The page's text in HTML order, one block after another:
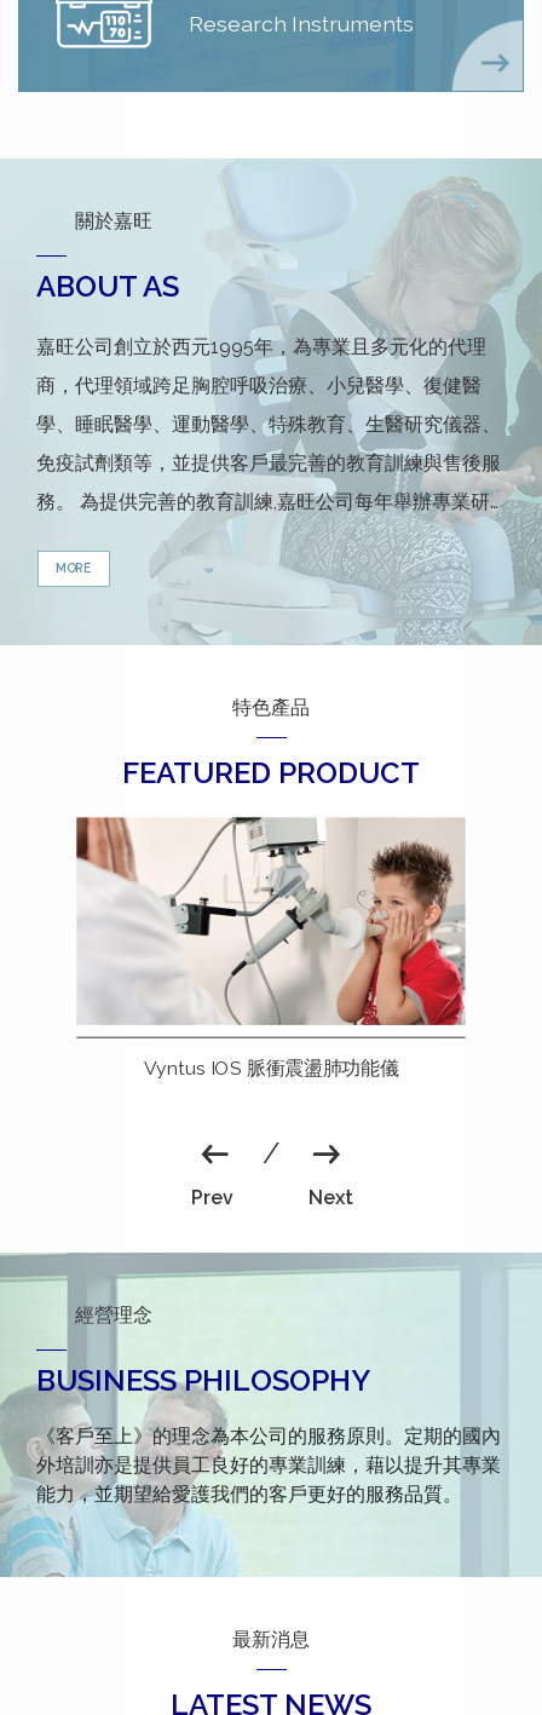
Research Instruments
關於嘉旺
ABOUT AS
嘉旺公司創立於西元1995年，為專業且多元化的代理
商，代理領域跨足胸腔呼吸治療、小兒醫學、復健醫
學、睡眠醫學、運動醫學、特殊教育、生醫研究儀器、
免疫試劑類等，並提供客戶最完善的教育訓練與售後服
務。 為提供完善的教育訓練,嘉旺公司每年舉辦專業研
討會,並提供國外最新技術與專業資訊,以提升國內醫療
與研究水準。
MORE
特色產品
FEATURED PRODUCT
Vyntus IOS 脈衝震盪肺功能儀
經營理念
BUSINESS PHILOSOPHY
《客戶至上》的理念為本公司的服務原則。定期的國內
外培訓亦是提供員工良好的專業訓練，藉以提升其專業
能力，並期望給愛護我們的客戶更好的服務品質。
最新消息
LATEST NEWS